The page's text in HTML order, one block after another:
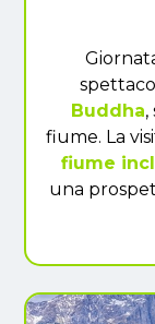
Buddha,
fiume. La
fiume
una